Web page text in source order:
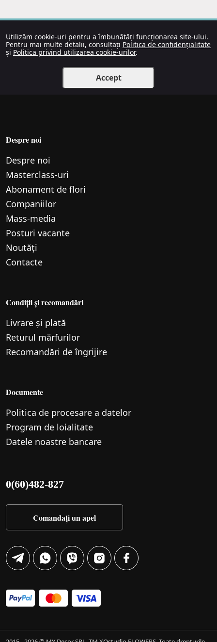
Utilizăm cookie-uri pentru a îmbunătăți funcționarea site-ului.
Pentru mai multe detalii, consultați Politica de confidențialitate
și Politica privind utilizarea cookie-urilor.
Accept
Despre noi
Despre noi
Маsterclass-uri
Abonament de flori
Companiilor
Mass-media
Posturi vacante
Noutăți
Contacte
Condiții și recomandări
Livrare și plată
Returul mărfurilor
Recomandări de îngrijire
Documente
Politica de procesare a datelor
Program de loialitate
Datele noastre bancare
0(60)482-827
Comandați un apel